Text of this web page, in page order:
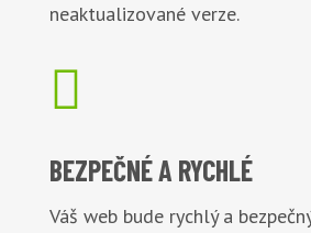
neaktualizované verze.

BEZPEČNÉA RYCHLÉ
Váš web bude rychlý a